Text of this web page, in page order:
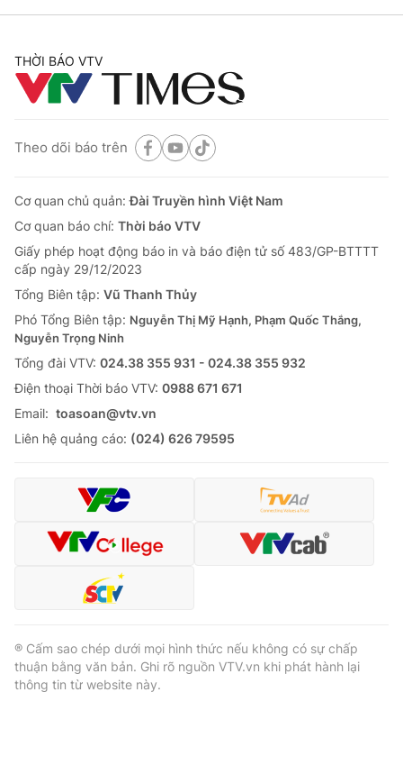
THỜI BÁO VTV
Theo dõi báo trên
Cơ quan chủ quản:Đài Truyền hình Việt Nam
Cơ quan báo chí: Thời báo VTV
Giấy phép hoạt động báo in và báo điện tử số 483/GP-BTTTT
cấp ngày 29/12/2023
Tổng Biên tập: Vũ Thanh Thủy
Phó Tổng Biên tập: Nguyễn Thị Mỹ Hạnh, Phạm Quốc Thắng,
Nguyễn Trọng Ninh
Tổng đài VTV: 024.38 355 931 - 024.38 355 932
Ðiện thoại Thời báo VTV: 0988 671 671
Email: toasoan@vtv.vn
Liên hệ quảng cáo: (024) 626 79595
® Cấm sao chép dưới mọi hình thức nếu không có sự chấp
thuận bằng văn bản. Ghi rõ nguồn VTV.vn khi phát hành lại
thông tin từ website này.